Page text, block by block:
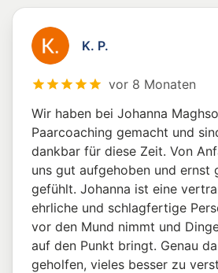
K. P.
vor 8 Monaten
Wir haben bei Johanna
Paarcoaching gemacht und
dankbar für diese Zeit. Von
uns gut aufgehoben und ernst
gefühlt. Johanna ist eine
ehrliche und schlagfertige
vor den Mund nimmt und
auf den Punkt bringt. Genau
geholfen, vieles besser zu